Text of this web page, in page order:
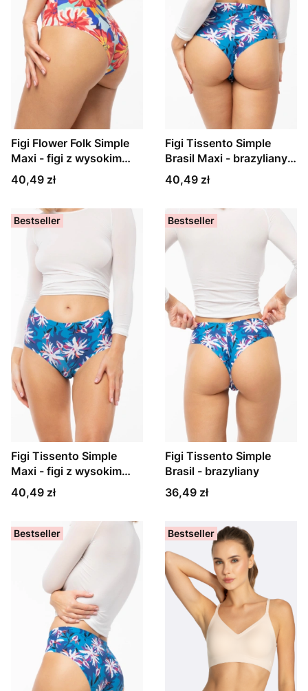
Figi Flower Folk Simple
Maxi - figi z wysokim
stanem
Cena
40,49 zł
Figi Tissento Simple
Brasil Maxi - brazyliany z
wysokim stanem
Cena
40,49 zł
Bestseller
Figi Tissento Simple
Maxi - figi z wysokim
stanem
Cena
40,49 zł
Bestseller
Figi Tissento Simple
Brasil - brazyliany
Cena
36,49 zł
Bestseller Bestseller